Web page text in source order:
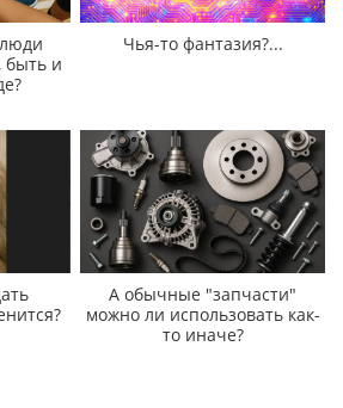
быть и
Чья-то фантазия?...
А обычные "запчасти"
можно ли использовать как-
то иначе?